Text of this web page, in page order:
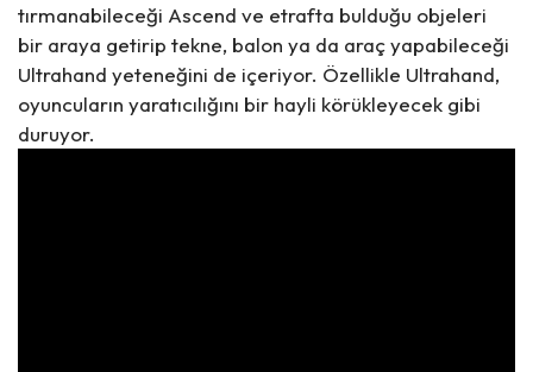
tırmanabileceği Ascend ve etrafta bulduğu objeleri
bir araya getirip tekne, balon ya da araç yapabileceği
Ultrahand yeteneğini de içeriyor. Özellikle Ultrahand,
oyuncuların yaratıcılığını bir hayli körükleyecek gibi
duruyor.